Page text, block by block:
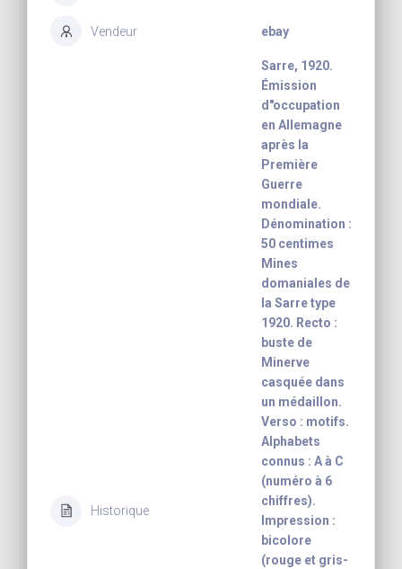
Vendeur ebay
Historique
Sarre, 1920.
Émission
d"occupation
en Allemagne
après la
Première
Guerre
mondiale.
Dénomination :
50 centimes
Mines
domaniales de
la Sarre type
1920. Recto :
buste de
Minerve
casquée dans
un médaillon.
Verso : motifs.
Alphabets
connus : A à C
(numéro à 6
chiffres).
Impression :
bicolore
(rouge et gris-